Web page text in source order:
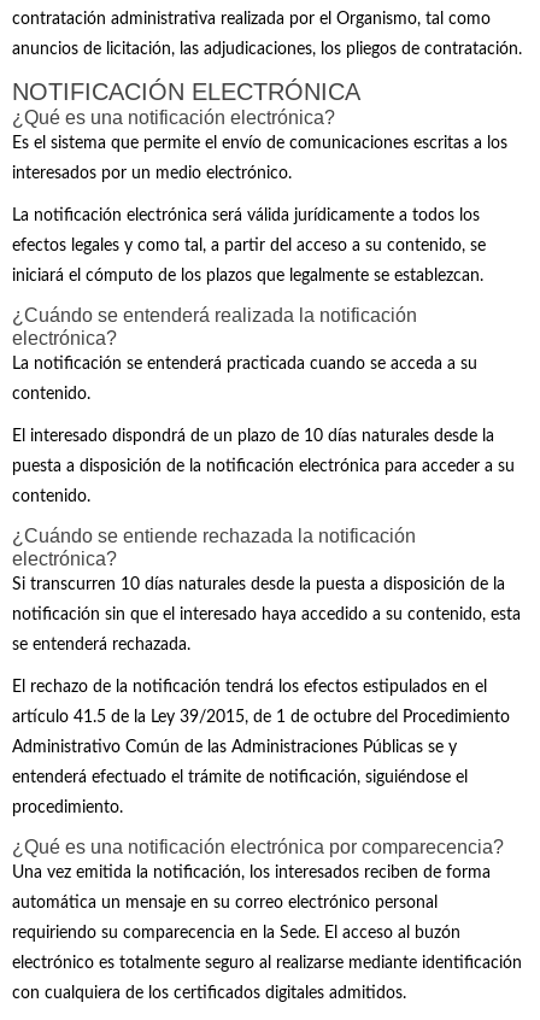
contratación administrativa realizada por el Organismo, tal como
anuncios de licitación, las adjudicaciones, los pliegos de contratación.
NOTIFICACIÓN ELECTRÓNICA
¿Qué es una notificación electrónica?
Es el sistema que permite el envío de comunicaciones escritas a los
interesados por un medio electrónico.
La notificación electrónica será válida jurídicamente a todos los
efectos legales y como tal, a partir del acceso a su contenido, se
iniciará el cómputo de los plazos que legalmente se establezcan.
¿Cuándo se entenderá realizada la notificación
electrónica?
La notificación se entenderá practicada cuando se acceda a su
contenido.
El interesado dispondrá de un plazo de 10 días naturales desde la
puesta a disposición de la notificación electrónica para acceder a su
contenido.
¿Cuándo se entiende rechazada la notificación
electrónica?
Si transcurren 10 días naturales desde la puesta a disposición de la
notificación sin que el interesado haya accedido a su contenido, esta
se entenderá rechazada.
El rechazo de la notificación tendrá los efectos estipulados en el
artículo 41.5 de la Ley 39/2015, de 1 de octubre del Procedimiento
Administrativo Común de las Administraciones Públicas se y
entenderá efectuado el trámite de notificación, siguiéndose el
procedimiento.
¿Qué es una notificación electrónica por comparecencia?
Una vez emitida la notificación, los interesados reciben de forma
automática un mensaje en su correo electrónico personal
requiriendo su comparecencia en la Sede. El acceso al buzón
electrónico es totalmente seguro al realizarse mediante identificación
con cualquiera de los certificados digitales admitidos.